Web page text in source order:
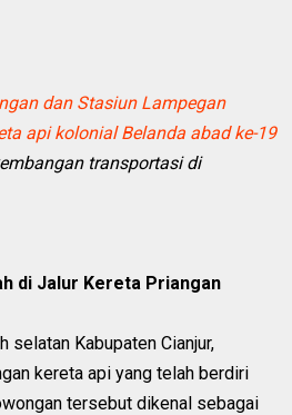
dan Stasiun Lampegan
api kolonial Belanda abad ke-19
transportasi di
di Jalur Kereta Priangan
selatan Kabupaten Cianjur,
kereta api yang telah berdiri
tersebut dikenal sebagai